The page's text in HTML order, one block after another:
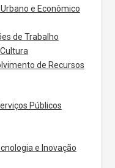
e Econômico
de Trabalho
de Recursos
Públicos
e Inovação